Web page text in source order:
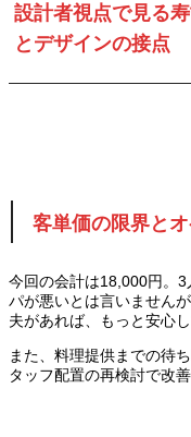
設計者視点で見る
とデザインの接点
客単価の限界と
今回の会計は18,000円。
パが悪いとは言いません
夫があれば、もっと安心
また、料理提供までの待
タッフ配置の再検討で改